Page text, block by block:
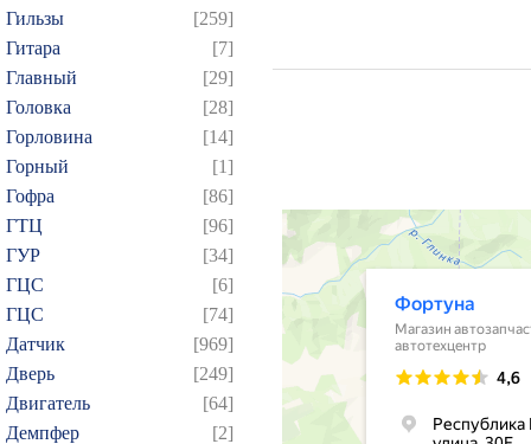
Гильзы
[259]
Гитара
[7]
Главный
[29]
Головка
[28]
Горловина
[14]
Горный
[1]
Гофра
[86]
ГТЦ
[96]
ГУР
[34]
ГЦC
[6]
ГЦС
[74]
Датчик
[969]
Дверь
[249]
Двигатель
[64]
Демпфер
[2]